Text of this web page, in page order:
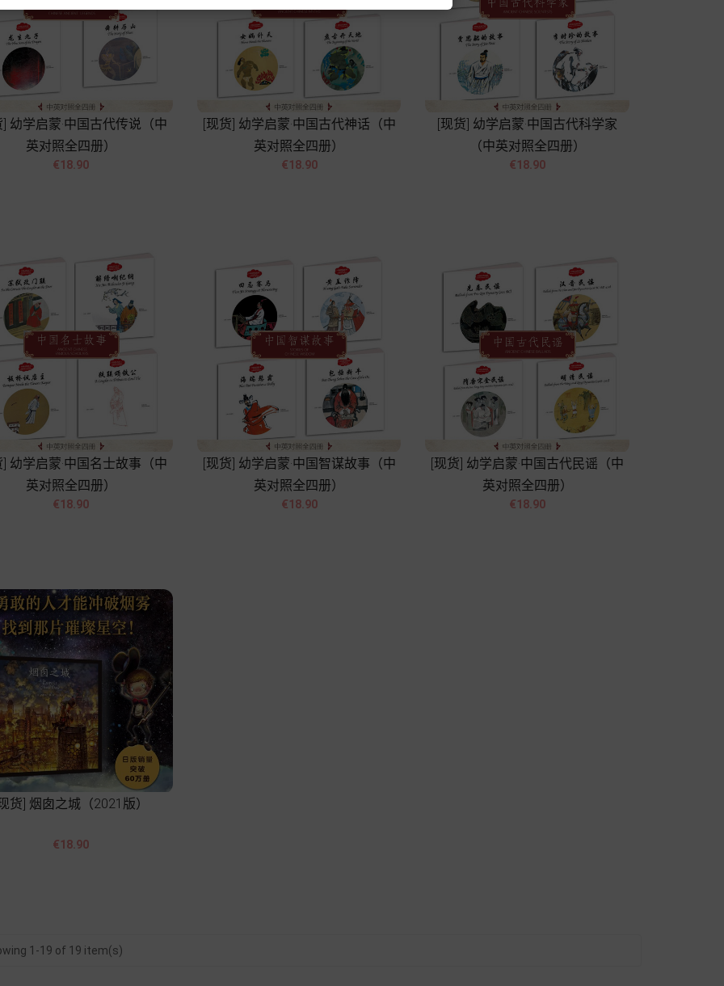
幼学启蒙·中国古代传说（中
英对照全四册）
Price
€18.90
 
[现货] 幼学启蒙·中国古代神话（中
英对照全四册）
Price
€18.90
 
[现货] 幼学启蒙·中国古代科学家
（中英对照全四册）
Price
€18.90
 
幼学启蒙·中国名士故事（中
英对照全四册）
Price
€18.90
 
[现货] 幼学启蒙·中国智谋故事（中
英对照全四册）
Price
€18.90
 
[现货] 幼学启蒙·中国古代民谣（中
英对照全四册）
Price
€18.90
 
货] 烟囱之城（2021版）
Price
€18.90

1-19 of 19 item(s)